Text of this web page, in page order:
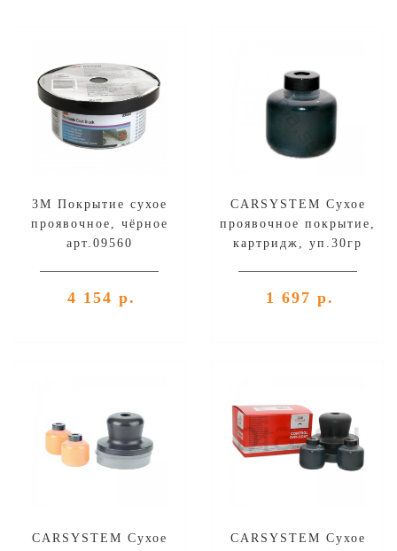
3М Покрытие сухое
проявочное, чёрное
арт.09560
4 154 р.
CARSYSTEM Сухое
проявочное покрытие,
картридж, уп.30гр
1 697 р.
CARSYSTEM Сухое
CARSYSTEM Сухое